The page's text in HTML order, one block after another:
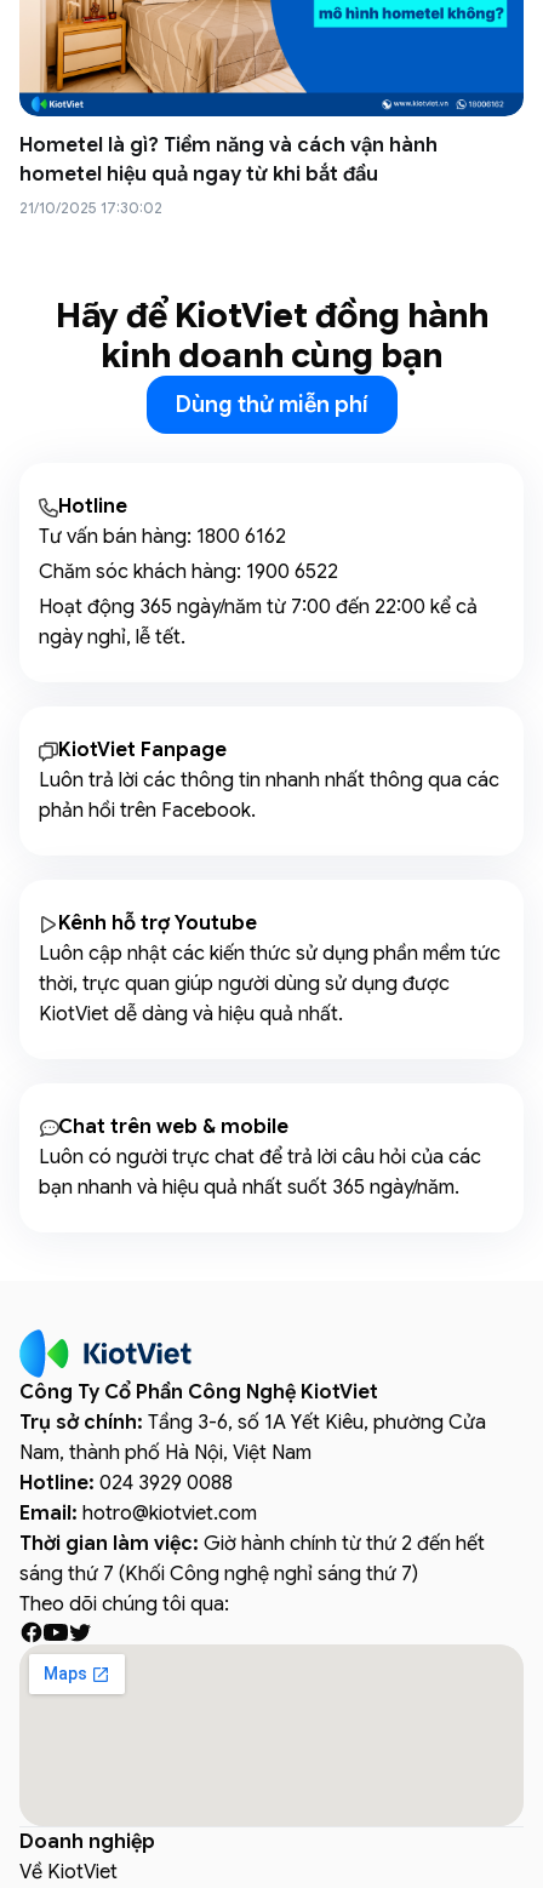
Hometel là gì? Tiềm năng và cách vận hành
hometel hiệu quả ngay từ khi bắt đầu
21/10/2025 17:30:02
Hãy để KiotViet đồng hành
kinh doanh cùng bạn
Dùng thử miễn phí
Hotline
Tư vấn bán hàng: 1800 6162
Chăm sóc khách hàng: 1900 6522
Hoạt động 365 ngày/năm từ 7:00 đến 22:00 kể cả
ngày nghỉ, lễ tết.
KiotViet Fanpage
Luôn trả lời các thông tin nhanh nhất thông qua các
phản hồi trên Facebook.
Kênh hỗ trợ Youtube
Luôn cập nhật các kiến thức sử dụng phần mềm tức
thời, trực quan giúp người dùng sử dụng được
KiotViet dễ dàng và hiệu quả nhất.
Chat trên web & mobile
Luôn có người trực chat để trả lời câu hỏi của các
bạn nhanh và hiệu quả nhất suốt 365 ngày/năm.
Công Ty Cổ Phần Công Nghệ KiotViet
Trụ sở chính: Tầng 3-6, số 1A Yết Kiêu, phường Cửa
Nam, thành phố Hà Nội, Việt Nam
Hotline: 024 3929 0088
Email: hotro@kiotviet.com
Thời gian làm việc: Giờ hành chính từ thứ 2 đến hết
sáng thứ 7 (Khối Công nghệ nghỉ sáng thứ 7)
Theo dõi chúng tôi qua:
Doanh nghiệp
Về KiotViet